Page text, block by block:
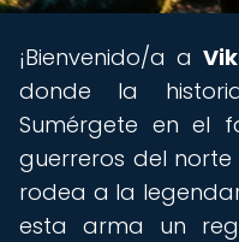
¡Bienvenido/a a
donde la
Sumérgete en el
guerreros del
rodea a la
esta arma un